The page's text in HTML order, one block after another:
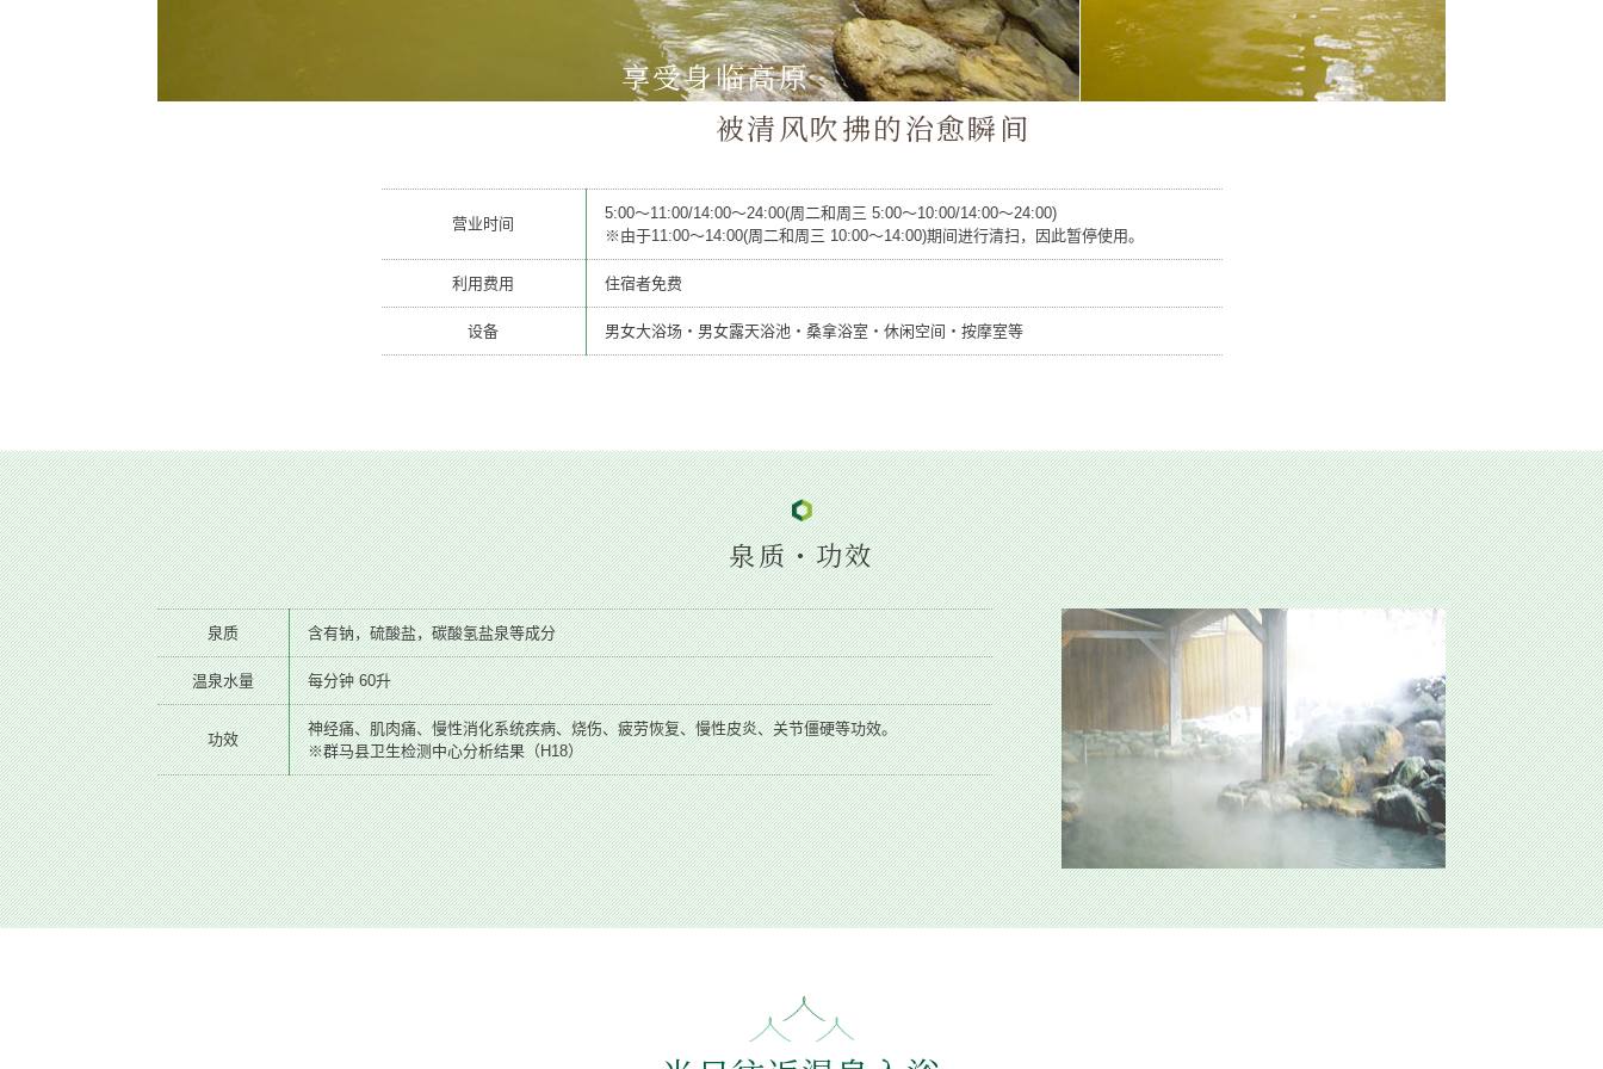
享受身临高原
被清风吹拂的治愈瞬间
营业时间
5:00～11:00/14:00～24:00(周二和周三 5:00～10:00/14:00～24:00)
※由于11:00～14:00(周二和周三 10:00～14:00)期间进行清扫，因此暂停使用。
利用费用 住宿者免费
设备 男女大浴场・男女露天浴池・桑拿浴室・休闲空间・按摩室等
泉质・功效
泉质 含有钠，硫酸盐，碳酸氢盐泉等成分
温泉水量 每分钟 60升
功效
神经痛、肌肉痛、慢性消化系统疾病、烧伤、疲劳恢复、慢性皮炎、关节僵硬等功效。
※群马县卫生检测中心分析结果（H18）